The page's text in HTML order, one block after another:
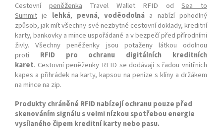
Cestovní peněženka Travel Wallet RFID odSea to
Summit je lehká, pevná,voděodolná a nabízí pohodlný
způsob, jak mít všechny své nezbytné cestovní doklady, kreditní
karty, bankovky a mince uspořádané a v bezpečí před přírodními
živly. Všechny peněženky jsou potaženy látkou odolnou
proti RFID pro ochranu digitálních kreditních
karet. Cestovní peněženky RFID se dodávají s řadou vnitřních
kapes a přihrádek na karty, kapsou na peníze s klíny a držákem
na mince na zip.
Produkty chráněné RFID nabízejí ochranu pouze před
skenováním signálu s velmi nízkou spotřebou energie
vysílaného čipem kreditní karty nebo pasu.